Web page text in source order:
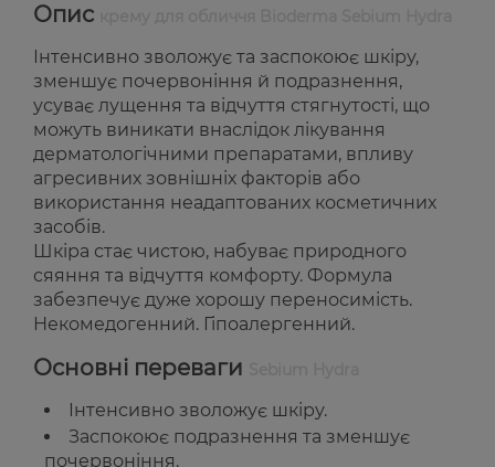
Опис
Інтенсивно зволожує та заспокоює шкіру,
зменшує почервоніння й подразнення,
усуває лущення та відчуття стягнутості, що
можуть виникати внаслідок лікування
дерматологічними препаратами, впливу
агресивних зовнішніх факторів або
використання неадаптованих косметичних
засобів.
Шкіра стає чистою, набуває природного
сяяння та відчуття комфорту. Формула
забезпечує дуже хорошу переносимість.
Некомедогенний. Гіпоалергенний.
Основні переваги
Інтенсивно зволожує шкіру.
Заспокоює подразнення та зменшує
почервоніння.